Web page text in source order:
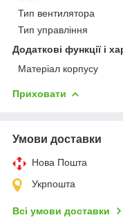
Тип вентилятора
Тип управління
Додаткові функції і
Матеріал корпусу
Приховати
Умови доставки
Нова Пошта
Укрпошта
Всі умови доставки